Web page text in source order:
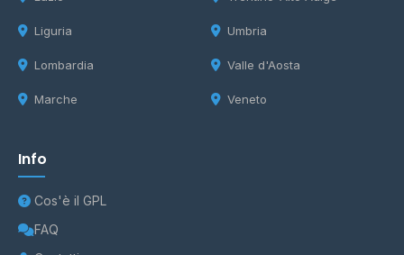
Liguria
Lombardia
Marche
Umbria
Valle d'Aosta
Veneto
Info
Cos'è il GPL
FAQ